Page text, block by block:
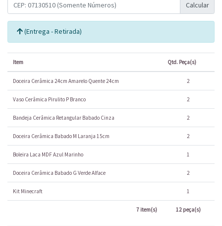
Calcular
(Entrega - Retirada)
Item Qtd. Peça(s)
Doceira Cerâmica 24cm Amarelo Quente 24cm 2
Vaso Cerâmica Pirulito P Branco 2
Bandeja Cerâmica Retangular Babado Cinza 2
Doceira Cerâmica Babado M Laranja 15cm 2
Boleira Laca MDF Azul Marinho 1
Doceira Cerâmica Babado G Verde Alface 2
Kit Minecraft 1
7 item(s) 12 peça(s)